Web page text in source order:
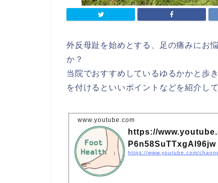
外反母趾を始めとする、足の痛みにお
か？
当院でおすすめしているゆるかかと歩
を付けるといいポイントなどを紹介して
www.youtube.com
https://
P6n58SuTTxgAl96jw
https://www.youtube.com/